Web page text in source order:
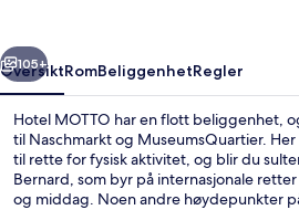
Neste
105+
OversiktRomBeliggenhetRegler
Hotel MOTTO har en flott beliggenhet,
til Naschmarkt og MuseumsQuartier.
til rette for fysisk aktivitet, og blir du
Bernard, som byr på internasjonale
og middag. Noen andre høydepunkter